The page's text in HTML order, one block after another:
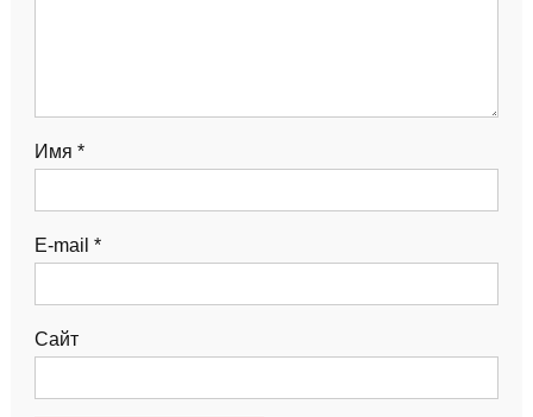
Имя *
E-mail *
Сайт